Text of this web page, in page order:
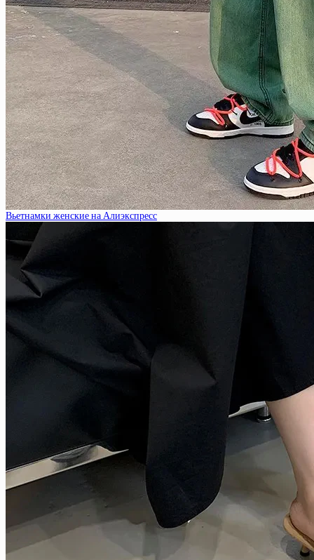
Вьетнамки женские на Алиэкспресс